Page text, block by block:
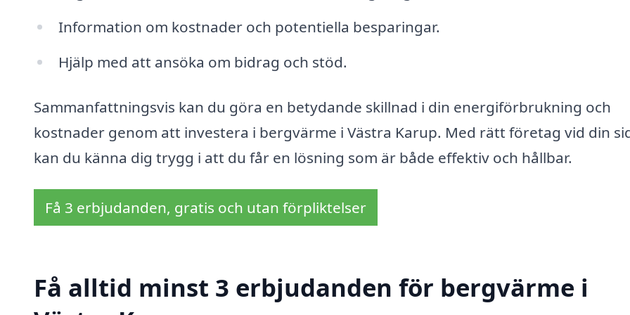
Information om kostnader och potentiella besparingar.
Hjälp med att ansöka om bidrag och stöd.
Sammanfattningsvis kan du göra en betydande skillnad i din energiförbrukning och
kostnader genom att investera i bergvärme i Västra Karup. Med rätt företag vid din
kan du känna dig trygg i att du får en lösning som är både effektiv och hållbar.
Få 3 erbjudanden, gratis och utan förpliktelser
Få alltid minst 3 erbjudanden för bergvärme i